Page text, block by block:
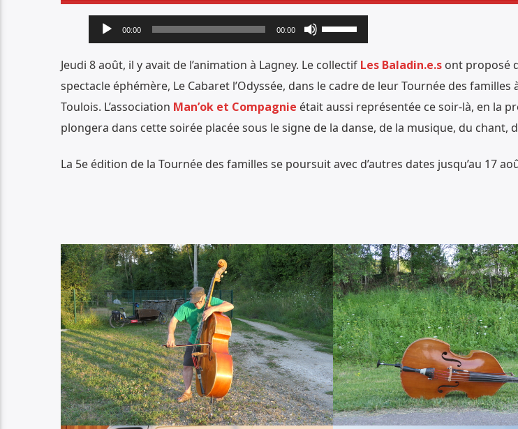
Lecteur
audio
00:00 00:00
Utilisez
les
flèches
haut/bas
pour
augmenter
diminuer
Jeudi 8 août, il y avait de l’animation à Lagney. Le collectif Les Baladin.e.s ont proposé
spectacle éphémère, Le Cabaret l’Odyssée, dans le cadre de leur Tournée des
Toulois. L’association Man’ok et Compagnie était aussi représentée ce soir-là, en la
plongera dans cette soirée placée sous le signe de la danse, de la musique, du chant,
La 5e édition de la Tournée des familles se poursuit avec d’autres dates jusqu’au 17